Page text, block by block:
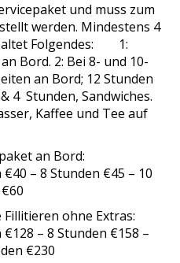
und muss zum
werden. Mindestens 4
Folgendes: 1:
Bord. 2: Bei 8- und 10-
an Bord; 12 Stunden
4 Stunden, Sandwiches.
Kaffee und Tee auf
an Bord:
– 8 Stunden €45 – 10
ohne Extras:
– 8 Stunden €158 –
€230